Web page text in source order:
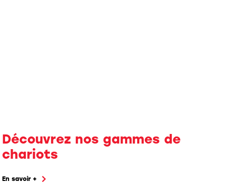
Découvrez nos gammes de
chariots
En savoir +